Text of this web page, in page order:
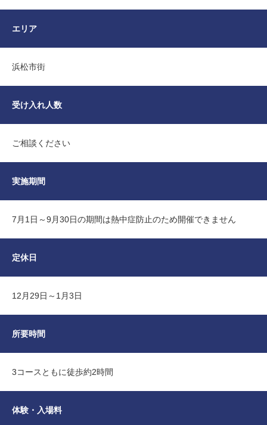
エリア
浜松市街
受け入れ人数
ご相談ください
実施期間
7月1日～9月30日の期間は熱中症防止のため開催できません
定休日
12月29日～1月3日
所要時間
3コースともに徒歩約2時間
体験・入場料